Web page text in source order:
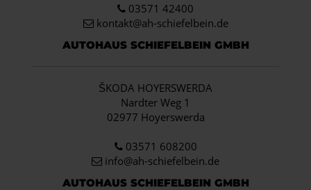
03571 42400
kontakt@ah-schiefelbein.de
AUTOHAUS SCHIEFELBEIN GMBH
ŠKODA HOYERSWERDA
Nardter Weg 1
02977 Hoyerswerda
03571 608200
info@ah-schiefelbein.de
AUTOHAUS SCHIEFELBEIN GMBH